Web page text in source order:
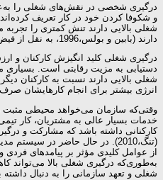
درگیری شخصی در نقش‌های شغلی را
و شکوفا کردن خود در کار تعریف
شغلی بالایی دارند تنش کمتری را
دارند (بابین و بولس،1996، به نقل از فیض آبادی فراهانی و میر هاشمی، 1388).
درگیری شغلی کلید انگیزش کارکنان و
دستیابی به مزیت رقابتی است. بسیاری
شغلی بالایی دارند نسبت به کارکنان
انرژی بیشتر برای انجام کارهایشان
وقتی‌که سازمان می‌خواهد محیطی مثبت را
خدمات بسیار عالی به مشتریان، کار
کارکنانی داشته باشد که مشارکت و
(تنگ،2010). در حال حاضر در
از عوامل کلیدی مؤثر بر پیامدهای
به‌طوری‌که درگیری شغلی بالا می‌تواند
شغلی و تعهد سازمانی را به دنبال داشته باشد